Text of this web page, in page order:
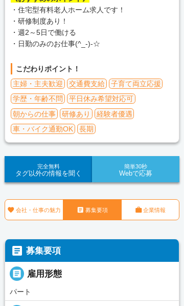
・住宅型有料老人ホーム求人です！
・研修制度あり！
・週2～5日で働ける
・日勤のみのお仕事(^_-)-☆
こだわりポイント！
主婦・主夫歓迎
交通費支給
子育て両立応援
学歴・年齢不問
平日休み希望対応可
朝からの仕事
研修あり
経験者優遇
車・バイク通勤OK
長期
完全無料
タグ以外の情報を聞く
簡単30秒
Webで応募
 会社・仕事の魅力  募集要項 企業情報
 募集要項
 雇用形態
パート